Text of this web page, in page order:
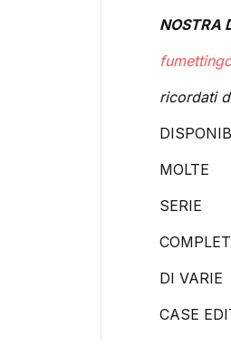
NOSTRA
ricordati
MOLTE
SERIE
DI VARIE
CASE